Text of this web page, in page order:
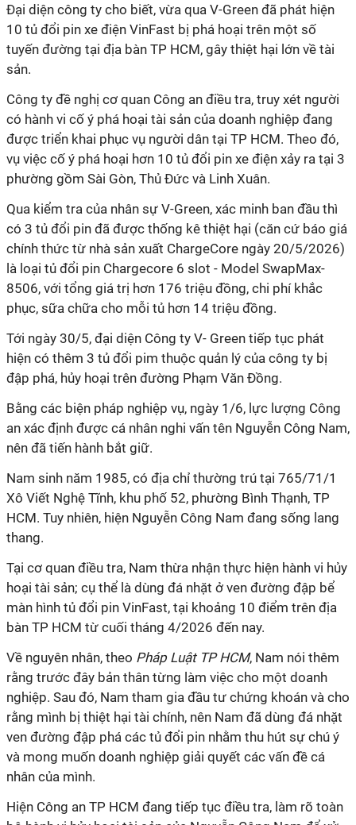
Đại diện công ty cho biết, vừa qua V-Green đã phát hiện
10 tủ đổi pin xe điện VinFast bị phá hoại trên một số
tuyến đường tại địa bàn TP HCM, gây thiệt hại lớn về tài
sản.
Công ty đề nghị cơ quan Công an điều tra, truy xét người
có hành vi cố ý phá hoại tài sản của doanh nghiệp đang
được triển khai phục vụ người dân tại TP HCM. Theo đó,
vụ việc cố ý phá hoại hơn 10 tủ đổi pin xe điện xảy ra tại 3
phường gồm Sài Gòn, Thủ Đức và Linh Xuân.
Qua kiểm tra của nhân sự V-Green, xác minh ban đầu thì
có 3 tủ đổi pin đã được thống kê thiệt hại (căn cứ báo giá
chính thức từ nhà sản xuất ChargeCore ngày 20/5/2026)
là loại tủ đổi pin Chargecore 6 slot - Model SwapMax-
8506, với tổng giá trị hơn 176 triệu đồng, chi phí khắc
phục, sữa chữa cho mỗi tủ hơn 14 triệu đồng.
Tới ngày 30/5, đại diện Công ty V- Green tiếp tục phát
hiện có thêm 3 tủ đổi pim thuộc quản lý của công ty bị
đập phá, hủy hoại trên đường Phạm Văn Đồng.
Bằng các biện pháp nghiệp vụ, ngày 1/6, lực lượng Công
an xác định được cá nhân nghi vấn tên Nguyễn Công Nam,
nên đã tiến hành bắt giữ.
Nam sinh năm 1985, có địa chỉ thường trú tại 765/71/1
Xô Viết Nghệ Tĩnh, khu phố 52, phường Bình Thạnh, TP
HCM. Tuy nhiên, hiện Nguyễn Công Nam đang sống lang
thang.
Tại cơ quan điều tra, Nam thừa nhận thực hiện hành vi hủy
hoại tài sản; cụ thể là dùng đá nhặt ở ven đường đập bể
màn hình tủ đổi pin VinFast, tại khoảng 10 điểm trên địa
bàn TP HCM từ cuối tháng 4/2026 đến nay.
Về nguyên nhân, theo Pháp Luật TP HCM, Nam nói thêm
rằng trước đây bản thân từng làm việc cho một doanh
nghiệp. Sau đó, Nam tham gia đầu tư chứng khoán và cho
rằng mình bị thiệt hại tài chính, nên Nam đã dùng đá nhặt
ven đường đập phá các tủ đổi pin nhằm thu hút sự chú ý
và mong muốn doanh nghiệp giải quyết các vấn đề cá
nhân của mình.
Hiện Công an TP HCM đang tiếp tục điều tra, làm rõ toàn